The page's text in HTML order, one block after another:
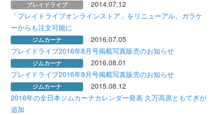
プレイドライブ
2014.07.12
「プレイドライブオンラインストア」をリニューアル、ガラケ
ーからも注文可能に
ジムカーナ
2016.07.05
プレイドライブ2016年8月号掲載写真販売のお知らせ
ジムカーナ
2016.08.01
プレイドライブ2016年9月号掲載写真販売のお知らせ
ジムカーナ
2015.08.12
2016年の全日本ジムカーナカレンダー発表 久万高原ともてぎが
追加